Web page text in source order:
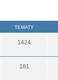
TEMATY
1424
161